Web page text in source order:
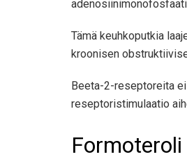
Tämä keuhkoputkia
kroonisen
Beeta-2-reseptoreita
reseptoristimulaatio